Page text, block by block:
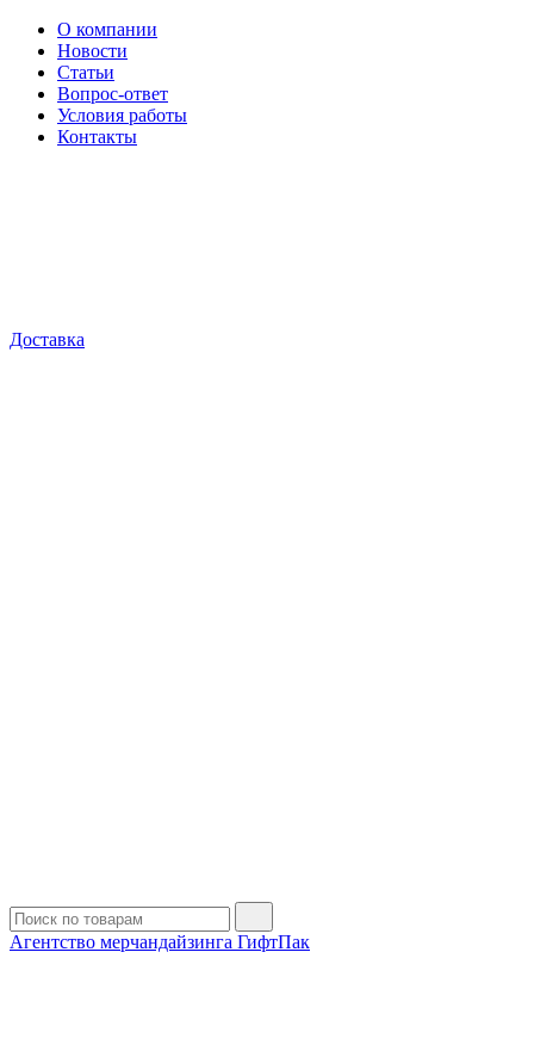
О компании
Новости
Статьи
Вопрос-ответ
Условия работы
Контакты
Доставка
Агентство мерчандайзинга ГифтПак